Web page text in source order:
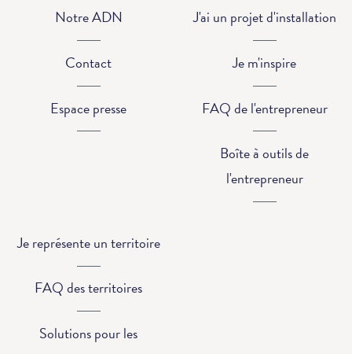
Notre ADN
Contact
Espace presse
J'ai un projet d'installation
Je m'inspire
FAQ de l'entrepreneur
Boîte à outils de
l'entrepreneur
Je représente un territoire
FAQ des territoires
Solutions pour les